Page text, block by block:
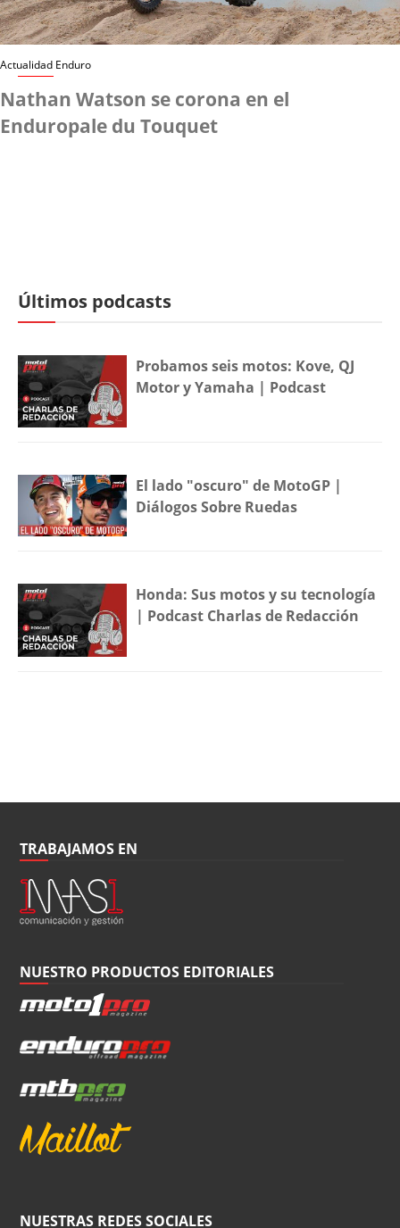
Actualidad Enduro
Nathan Watson se corona en el
Enduropale du Touquet
Últimos podcasts
Probamos seis motos: Kove, QJ
Motor y Yamaha | Podcast
El lado "oscuro" de MotoGP |
Diálogos Sobre Ruedas
Honda: Sus motos y su tecnología
| Podcast Charlas de Redacción
TRABAJAMOS EN
NUESTRO PRODUCTOS EDITORIALES
NUESTRAS REDES SOCIALES